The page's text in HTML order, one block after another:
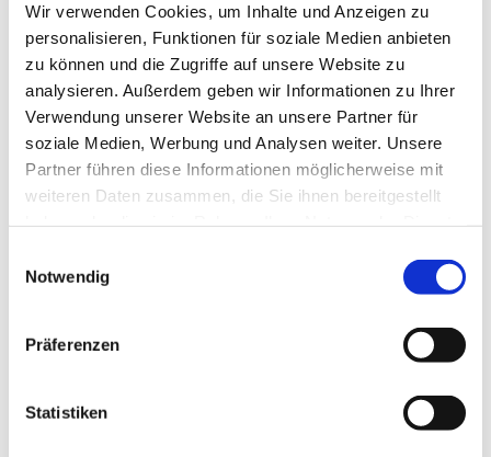
Wir verwenden Cookies, um Inhalte und Anzeigen zu
personalisieren, Funktionen für soziale Medien anbieten
zu können und die Zugriffe auf unsere Website zu
analysieren. Außerdem geben wir Informationen zu Ihrer
Verwendung unserer Website an unsere Partner für
soziale Medien, Werbung und Analysen weiter. Unsere
Partner führen diese Informationen möglicherweise mit
weiteren Daten zusammen, die Sie ihnen bereitgestellt
Notwendig
Präferenzen
Statistiken
Dies könnte Sie auch interessieren